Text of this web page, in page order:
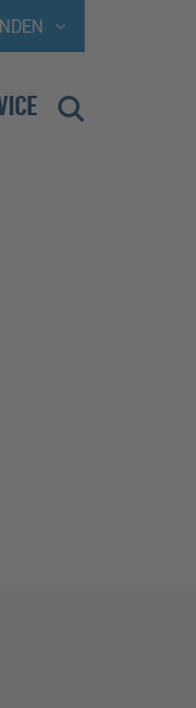
WECHSELN,